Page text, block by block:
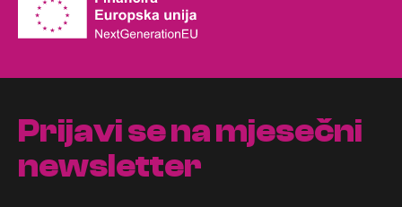
Prijavi se na mjesečni
newsletter